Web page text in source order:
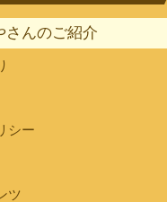
さんのご紹介
シー
ツ